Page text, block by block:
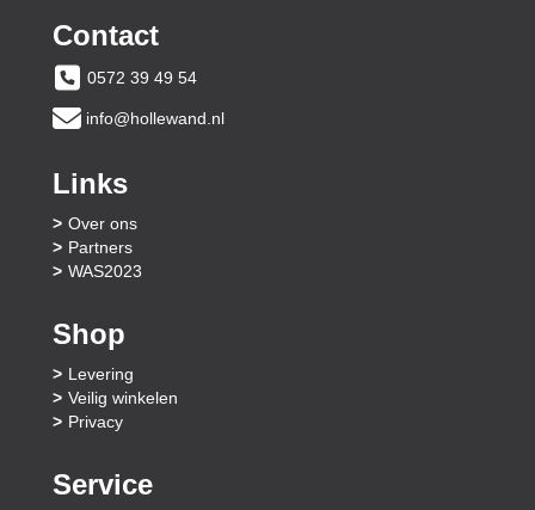
Contact
0572 39 49 54
info@hollewand.nl
Links
Over ons
Partners
WAS2023
Shop
Levering
Veilig winkelen
Privacy
Service